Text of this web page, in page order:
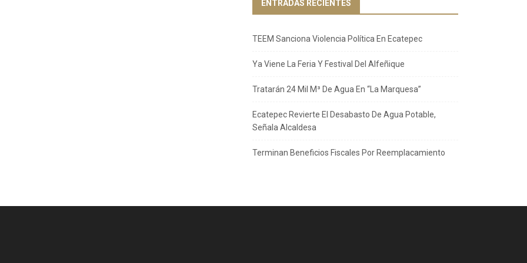
ENTRADAS RECIENTES
TEEM Sanciona Violencia Política En Ecatepec
Ya Viene La Feria Y Festival Del Alfeñique
Tratarán 24 Mil M³ De Agua En “La Marquesa”
Ecatepec Revierte El Desabasto De Agua Potable,
Señala Alcaldesa
Terminan Beneficios Fiscales Por Reemplacamiento